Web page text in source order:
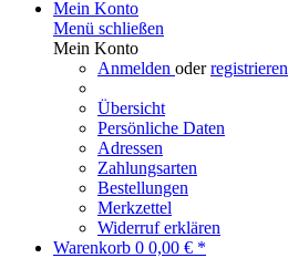
Mein Konto
Menü schließen
Mein Konto
Anmelden oderregistrieren
Übersicht
Persönliche Daten
Adressen
Zahlungsarten
Bestellungen
Merkzettel
Widerruf erklären
Warenkorb 0 0,00 € *